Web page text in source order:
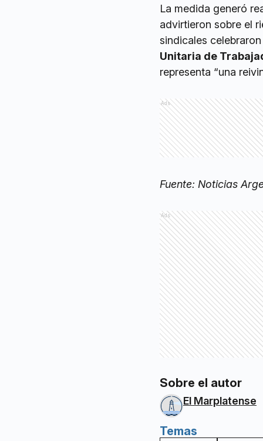
La medida generó
advirtieron sobre el
sindicales
Unitaria de
representa “una
Ads
Fuente: Noticias
Ads
Sobre el autor
El Marplatense
Temas